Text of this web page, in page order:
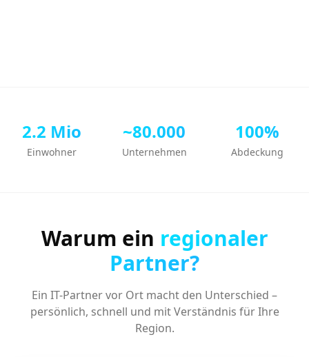
2.2 Mio
Einwohner
~80.000
Unternehmen
100%
Abdeckung
Warum ein regionaler
Partner?
Ein IT-Partner vor Ort macht den Unterschied –
persönlich, schnell und mit Verständnis für Ihre
Region.